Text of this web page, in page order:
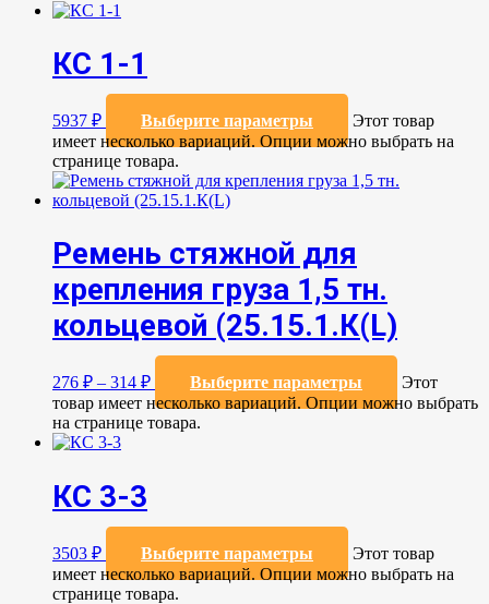
КС 1-1
5937 ₽ Выберите параметры
Этот товар
имеет несколько вариаций. Опции можно выбрать на
странице товара.
Ремень стяжной для
крепления груза 1,5 тн.
кольцевой (25.15.1.К(L)
276 ₽ – 314 ₽ Выберите параметры
Этот
товар имеет несколько вариаций. Опции можно выбрать
на странице товара.
КС 3-3
3503 ₽ Выберите параметры
Этот товар
имеет несколько вариаций. Опции можно выбрать на
странице товара.